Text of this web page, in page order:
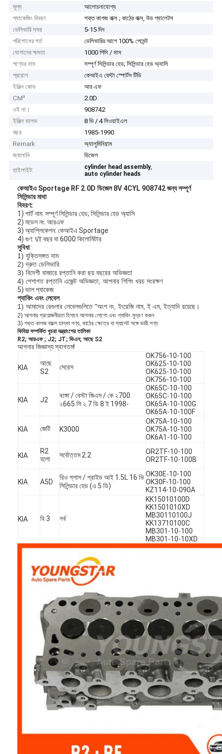
মূল্য
আলোচনাযোগ্য
প্যাকেজিং বিবরণ
শক্ত কাগজ বাক্স ; কাঠের বাক্স, উড প্যালেটস
ডেলিভারি সময়
5-15 দিন
পরিশোধের শর্ত
ডেলিভারির আগে 100% পেমেন্ট
যোগানের ক্ষমতা
1000 পিসি / মাস
পণ্যের নাম
সম্পূর্ণ সিলিন্ডার হেড; সিলিন্ডার হেড অ্যাসি
প্রয়োগ
কেআইএ বেস্টা স্পোর্টস টিডি
ইঞ্জিন কোড
আর এফ
CM³
2.0D
ওই না।
908742
ইঞ্জিন ভালভ
8 ভি / 4 সিওয়াইএল
বছর
1985-1990
Remark
অ্যালুমিনিয়াম
জ্বালানি
ডিজেল
হাইলাইট:
cylinder head assembly,
auto cylinder heads
কেআইএ Sportage RF 2.0D ডিজেল 8V 4CYL 908742 জন্য সম্পূর্ণ
সিলিন্ডার মাথা
বিবরণ:
1) পার্ট নাম: সম্পূর্ণ সিলিন্ডার হেড; সিলিন্ডার হেড অ্যাসি
2) মডেল নং: আরএফ
3) অ্যাপ্লিকেশন: কেআইএ Sportage
4) গুণ: দুই বছর বা 6000 কিলোমিটার
সুবিধা:
1) যুক্তিসঙ্গত দাম
2) দ্রুত ডেলিভারি
3) বিদেশী বাজারে রপ্তানি করা ছয় বছরের অভিজ্ঞতা
4) পেশাগত রপ্তানি এজেন্ট অভিজ্ঞতা, আপনার শিপিং খরচ সংরক্ষণ
5) ভাল প্যাকেজ
প্যাকিং এবং লেবেল
1) আমাদের রেগুলার লেবেলগুলিতে "অংশ নং, ইংরেজি নাম, ই এম, ইত্যাদি রয়েছে।
2) আপনার প্রয়োজনীয়তা হিসাবে আপনার লোগো এবং প্যাকিং মুদ্রণ করুন
3) শক্ত কাগজ বাক্সে হাল্কা পণ্য, কাঠের ক্ষেত্রে বা প্যালেট সঙ্গে ভারী পণ্য
কিযিয়া সম্পর্কিত খুচরা যন্ত্রাংশের তালিকা
R2; আরএফ ; J2; JT; ভিএন; আছে S2
আপনার জিজ্ঞাস্য স্বাগতম!
KIA
আছে
S2
সেরেস
OK756-10-100
OK625-10-100
OK625-10-100
OK756-10-100
KIA J2
বঙ্গো / বেস্টা জিএস / কে ২700
২665 সি ২.7 ডি 8 ই 1998-
OK65C-10-100
OK65C-10-100
OK65A-10-100G
OK65A-10-100F
KIA জেটি K3000
OK75A-10-100
OK75A-10-100
OK6A1-10-100
KIA
R2
হলো
সর্বোত্তম 2.2
OR2TF-10-100
OR2TF-10-100B
KIA A5D
রিও গ্লাস / প্রাইড আই 1.5L 16 ভি
সিলিন্ডার হেড (এ 5 ডি)
OK30E-10-100
OK30F-10-100
KZ114-10-090A
KIA বি 3 গর্ব
KK15010100D
KK1501010XD
MB30110100J
KK13710100C
MB301-10-100
MB301-10-10XD